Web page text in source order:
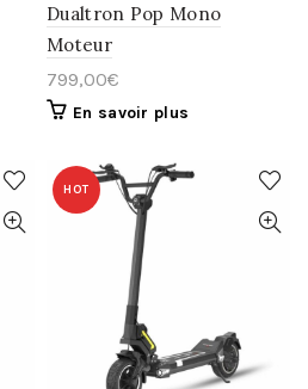
Dualtron Pop Mono
Moteur
799,00€
En savoir plus
HOT